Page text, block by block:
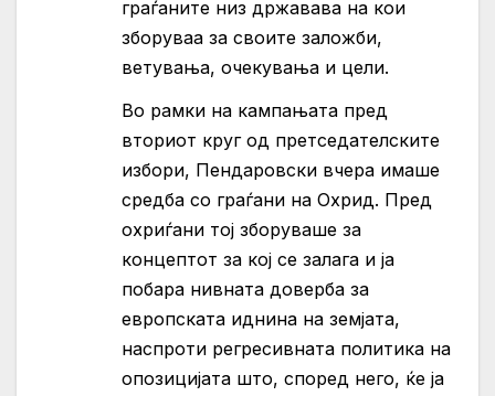
граѓаните низ државава на кои
зборуваа за своите заложби,
ветувања, очекувања и цели.
Во рамки на кампањата пред
вториот круг од претседателските
избори, Пендаровски вчера имаше
средба со граѓани на Охрид. Пред
охриѓани тој зборуваше за
концептот за кој се залага и ја
побара нивната доверба за
европската иднина на земјата,
наспроти регресивната политика на
опозицијата што, според него, ќе ја